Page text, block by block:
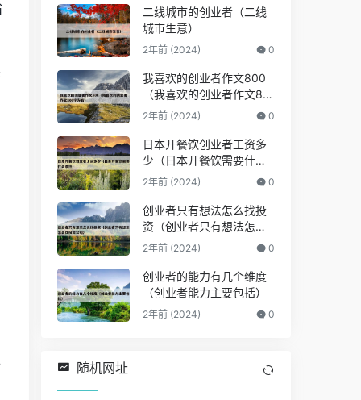
二线城市的创业者（二线
城市生意）
2年前 (2024) 0
我喜欢的创业者作文800
（我喜欢的创业者作文80
0字左右）
2年前 (2024) 0
日本开餐饮创业者工资多
少（日本开餐饮需要什么
条件）
2年前 (2024) 0
创业者只有想法怎么找投
资（创业者只有想法怎么
找投资公司）
2年前 (2024) 0
创业者的能力有几个维度
（创业者能力主要包括）
2年前 (2024) 0
随机网址